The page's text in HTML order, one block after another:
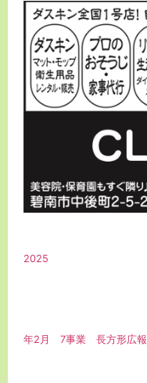
2025
年2月 7事業 長方形広報